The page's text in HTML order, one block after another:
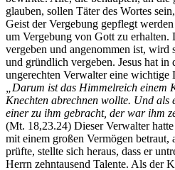
glauben, sollen Täter des Wortes
Geist der Vergebung gepflegt
um Vergebung von Gott zu erhalten.
vergeben und angenommen ist,
und gründlich vergeben. Jesus hat in
ungerechten Verwalter eine wichtige
„Darum ist das Himmelreich einem
Knechten abrechnen wollte. Und als
einer zu ihm gebracht, der war ihm
(Mt. 18,23.24) Dieser Verwalter
mit einem großen Vermögen betraut,
prüfte, stellte sich heraus, dass er
Herrn zehntausend Talente. Als der